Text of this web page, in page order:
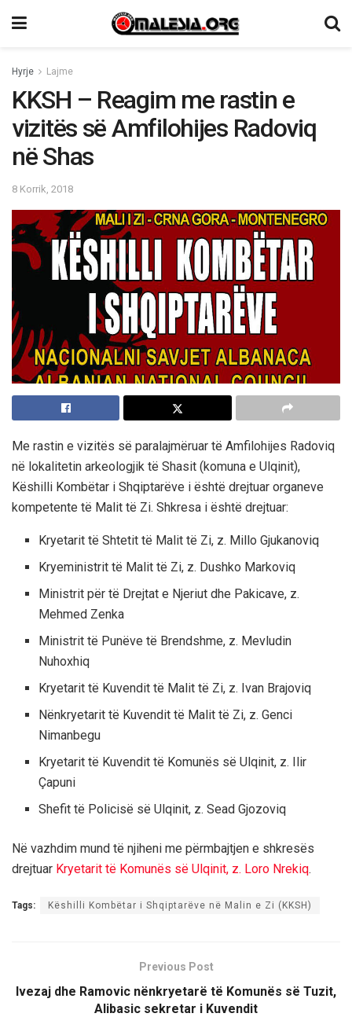
Hyrje Lajme
KKSH – Reagim me rastin e
vizitës së Amfilohijes Radoviq
në Shas
8 Korrik, 2018
Me rastin e vizitës së paralajmëruar të Amfilohijes Radoviq
në lokalitetin arkeologjik të Shasit (komuna e Ulqinit),
Këshilli Kombëtar i Shqiptarëve i është drejtuar organeve
kompetente të Malit të Zi. Shkresa i është drejtuar:
Kryetarit të Shtetit të Malit të Zi, z. Millo Gjukanoviq
Kryeministrit të Malit të Zi, z. Dushko Markoviq
Ministrit për të Drejtat e Njeriut dhe Pakicave, z.
Mehmed Zenka
Ministrit të Punëve të Brendshme, z. Mevludin
Nuhoxhiq
Kryetarit të Kuvendit të Malit të Zi, z. Ivan Brajoviq
Nënkryetarit të Kuvendit të Malit të Zi, z. Genci
Nimanbegu
Kryetarit të Kuvendit të Komunës së Ulqinit, z. Ilir
Çapuni
Shefit të Policisë së Ulqinit, z. Sead Gjozoviq
Në vazhdim mund të njiheni me përmbajtjen e shkresës
drejtuar Kryetarit të Komunës së Ulqinit, z. Loro Nrekiq.
Tags: Këshilli Kombëtar i Shqiptarëve në Malin e Zi (KKSH)
Previous Post
Ivezaj dhe Ramovic nënkryetarë të Komunës së Tuzit,
Alibasic sekretar i Kuvendit